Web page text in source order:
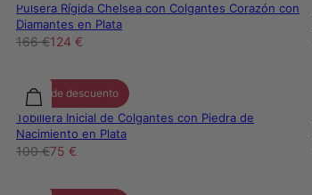
Pulsera Rígida Chelsea con Colgantes Corazón con
Diamantes en Plata
166 €124 €
25% de descuento
Tobillera Inicial de Colgantes con Piedra de
Nacimiento en Plata
100 €75 €